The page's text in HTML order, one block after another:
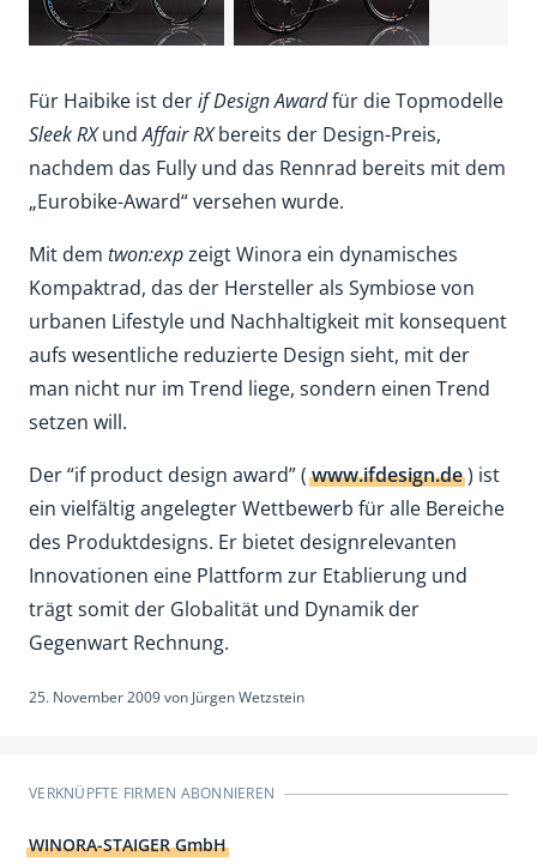
Für Haibike ist derif Design Awardfür die Topmodelle
Sleek RXundAffair RXbereits der Design-Preis,
nachdem das Fully und das Rennrad bereits mit dem
„Eurobike-Award“ versehen wurde.
Mit dem twon:expzeigt Winora ein dynamisches
Kompaktrad, das der Hersteller als Symbiose von
urbanen Lifestyle und Nachhaltigkeit mit konsequent
aufs wesentliche reduzierte Design sieht, mit der
man nicht nur im Trend liege, sondern einen Trend
setzen will.
Der “if product design award” (www.ifdesign.de) ist
ein vielfältig angelegter Wettbewerb für alle Bereiche
des Produktdesigns. Er bietet designrelevanten
Innovationen eine Plattform zur Etablierung und
trägt somit der Globalität und Dynamik der
Gegenwart Rechnung.
25. November 2009von Jürgen Wetzstein
VERKNÜPFTE FIRMEN ABONNIEREN
WINORA-STAIGER GmbH